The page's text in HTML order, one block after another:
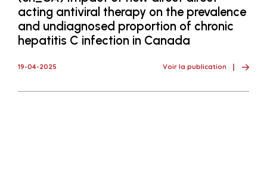
acting antiviral therapy on the prevalence
and undiagnosed proportion of chronic
hepatitis C infection in Canada
19-04-2025 Voir la publication